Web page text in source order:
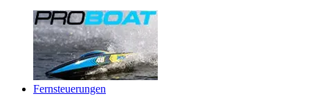
Fernsteuerungen